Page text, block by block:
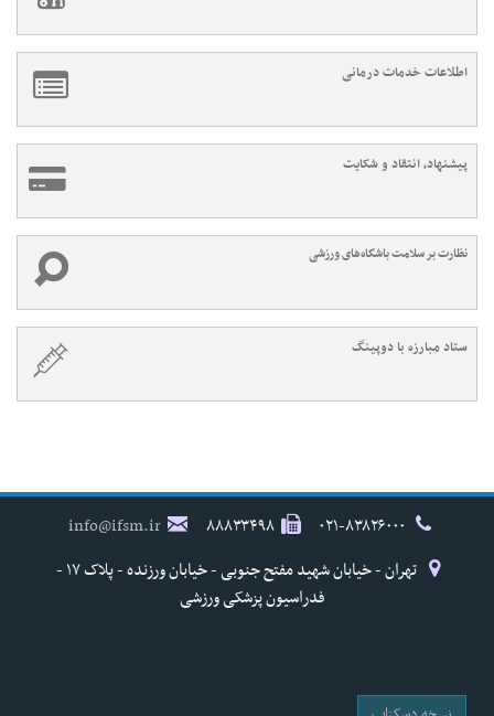
اطلاعات خدمات درمانی
پیشنهاد، انتقاد و شکایت
نظارت بر سلامت باشگاه‌های ورزشی
ستاد مبارزه با دوپینگ
۸۸۸۳۳۴۹۸
info@ifsm.ir
تهران - خیابان شهید مفتح جنوبی - خیابان ورزنده - پلاک ۱۷ -
فدراسیون پزشکی ورزشی